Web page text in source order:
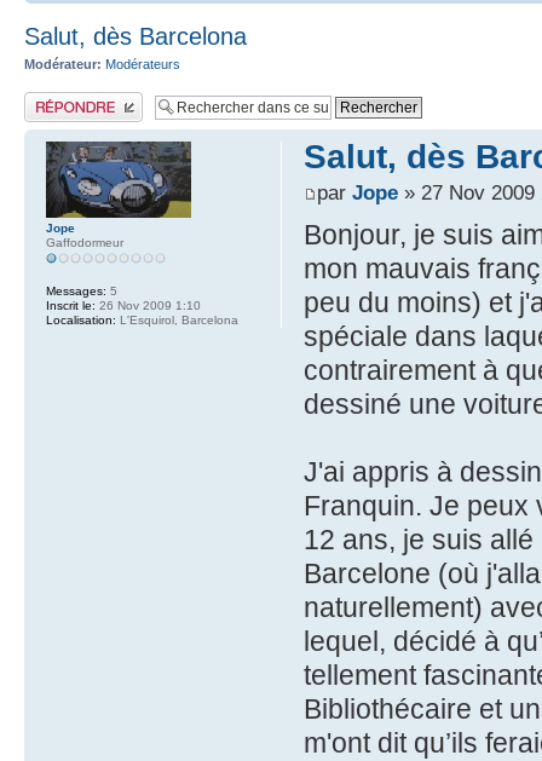
Salut, dès Barcelona
Modérateur: Modérateurs
Publier une réponse
Salut, dès
par Jope» 27 Nov 2009
Bonjour, je suis
mon mauvais
peu du moins) et
spéciale dans
contrairement à
dessiné une
J'ai appris à
Franquin. Je peux
12 ans, je suis
Barcelone (où
naturellement)
lequel, décidé à
tellement
Bibliothécaire et
m'ont dit qu’ils
Jope
Gaffodormeur
Messages: 5
Inscrit le: 26 Nov 2009 1:10
Localisation: L'Esquirol, Barcelona